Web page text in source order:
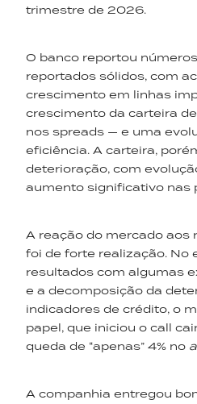
trimestre de 2026.
O banco reportou
reportados sólidos, com
crescimento em linhas
crescimento da carteira
nos spreads — e uma
eficiência. A carteira,
deterioração, com
aumento significativo nas
A reação do mercado aos
foi de forte realização. No
resultados com algumas
e a decomposição da
indicadores de crédito, o
papel, que iniciou o call
queda de “apenas” 4% no
A companhia entregou